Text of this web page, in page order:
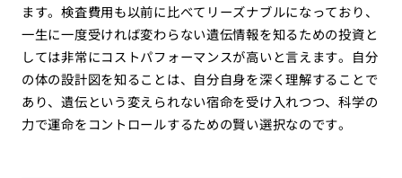
ます。検査費用も以前に比べてリーズナブルになっており、
一生に一度受ければ変わらない遺伝情報を知るための投資と
しては非常にコストパフォーマンスが高いと言えます。自分
の体の設計図を知ることは、自分自身を深く理解することで
あり、遺伝という変えられない宿命を受け入れつつ、科学の
力で運命をコントロールするための賢い選択なのです。